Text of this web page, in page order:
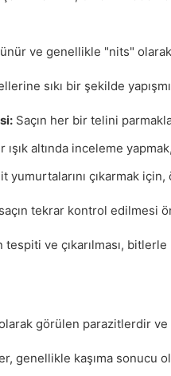
ve genellikle "nits"
sıkı bir şekilde
Saçın her bir telini
ışık altında inceleme
yumurtalarını çıkarmak
tekrar kontrol
tespiti ve çıkarılması,
görülen parazitlerdir
genellikle kaşıma sonucu